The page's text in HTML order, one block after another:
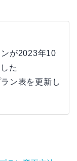
ライブチャッ
が2023年10
た
ン表を更新し